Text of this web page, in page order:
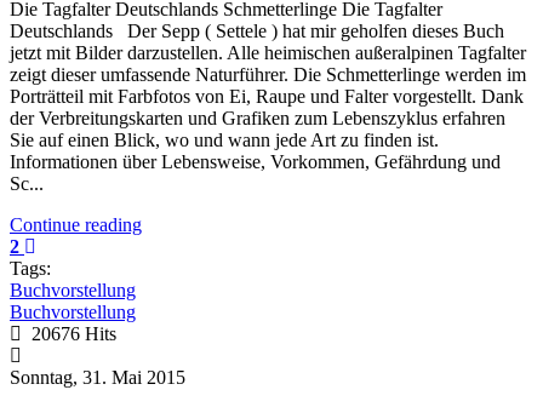
Die Tagfalter Deutschlands Schmetterlinge Die Tagfalter
Deutschlands Der Sepp ( Settele ) hat mir geholfen dieses Buch
jetzt mit Bilder darzustellen. Alle heimischen außeralpinen Tagfalter
zeigt dieser umfassende Naturführer. Die Schmetterlinge werden im
Porträtteil mit Farbfotos von Ei, Raupe und Falter vorgestellt. Dank
der Verbreitungskarten und Grafiken zum Lebenszyklus erfahren
Sie auf einen Blick, wo und wann jede Art zu finden ist.
Informationen über Lebensweise, Vorkommen, Gefährdung und
Sc...
Continue reading
2
Tags:
Buchvorstellung
Buchvorstellung
20676 Hits
Sonntag, 31. Mai 2015